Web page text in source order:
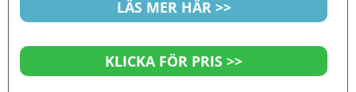
LÄS MER HÄR >>
KLICKA FÖR PRIS >>